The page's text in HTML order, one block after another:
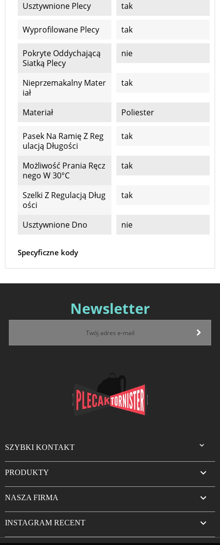
Usztywnione Plecy tak
Wyprofilowane Plecy tak
Pokryte Oddychającą
Siatką Plecy
nie
Nieprzemakalny Mater
Iał
tak
Materiał Poliester
Pasek Na Ramię Z Reg
Ulacją Długości
tak
Możliwość Prania Ręcz
Nego W 30°C
tak
Szelki Z Regulacją Dług
Ości
tak
Usztywnione Dno nie
Specyficzne kody
Newsletter
SZYBKI KONTAKT 
PRODUKTY 
NASZA FIRMA 
INSTAGRAM RECENT 